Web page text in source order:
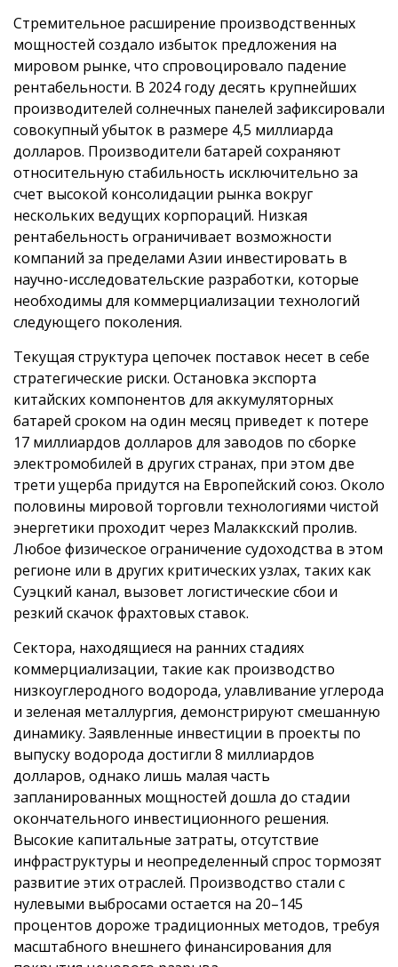
Стремительное расширение производственных
мощностей создало избыток предложения на
мировом рынке, что спровоцировало падение
рентабельности. В 2024 году десять крупнейших
производителей солнечных панелей зафиксировали
совокупный убыток в размере 4,5 миллиарда
долларов. Производители батарей сохраняют
относительную стабильность исключительно за
счет высокой консолидации рынка вокруг
нескольких ведущих корпораций. Низкая
рентабельность ограничивает возможности
компаний за пределами Азии инвестировать в
научно-исследовательские разработки, которые
необходимы для коммерциализации технологий
следующего поколения.
Текущая структура цепочек поставок несет в себе
стратегические риски. Остановка экспорта
китайских компонентов для аккумуляторных
батарей сроком на один месяц приведет к потере
17 миллиардов долларов для заводов по сборке
электромобилей в других странах, при этом две
трети ущерба придутся на Европейский союз. Около
половины мировой торговли технологиями чистой
энергетики проходит через Малаккский пролив.
Любое физическое ограничение судоходства в этом
регионе или в других критических узлах, таких как
Суэцкий канал, вызовет логистические сбои и
резкий скачок фрахтовых ставок.
Сектора, находящиеся на ранних стадиях
коммерциализации, такие как производство
низкоуглеродного водорода, улавливание углерода
и зеленая металлургия, демонстрируют смешанную
динамику. Заявленные инвестиции в проекты по
выпуску водорода достигли 8 миллиардов
долларов, однако лишь малая часть
запланированных мощностей дошла до стадии
окончательного инвестиционного решения.
Высокие капитальные затраты, отсутствие
инфраструктуры и неопределенный спрос тормозят
развитие этих отраслей. Производство стали с
нулевыми выбросами остается на 20–145
процентов дороже традиционных методов, требуя
масштабного внешнего финансирования для